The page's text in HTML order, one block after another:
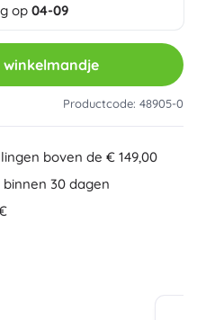
op 04-09
Productcode: 48905-0
boven de € 149,00
30 dagen